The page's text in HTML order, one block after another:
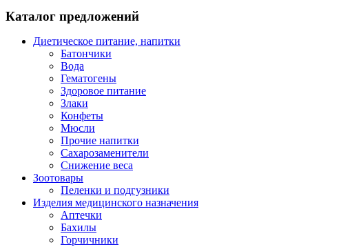
Каталог предложений
Диетическое питание, напитки
Батончики
Вода
Гематогены
Здоровое питание
Злаки
Конфеты
Мюсли
Прочие напитки
Сахарозаменители
Снижение веса
Зоотовары
Пеленки и подгузники
Изделия медицинского назначения
Аптечки
Бахилы
Горчичники